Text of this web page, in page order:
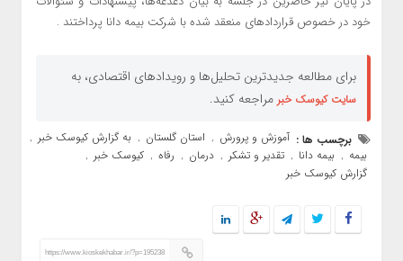
خود در خصوص قراردادهای منعقد شده با شرکت بیمه دانا پرداختند .
برای مطالعه جدیدترین تحلیل‌ها و رویدادهای اقتصادی، به
سایت کیوسک خبر مراجعه کنید.
برچسب ها : آموزش و پرورش , استان گلستان , به گزارش کیوسک خبر ,
بیمه , بیمه دانا , تقدیر و تشکر , درمان , رفاه , کیوسک خبر ,
گزارش کیوسک خبر
https://www.kioskekhabar.ir/?p=195238